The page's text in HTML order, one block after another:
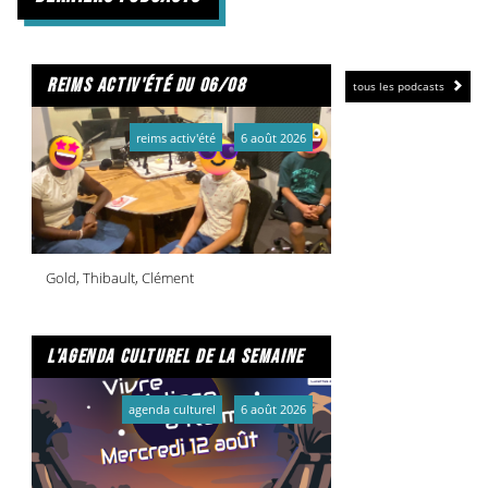
d'absence de Charles Dickens
tous les podcasts
reims activ'été du 06/08
Gold, Thibault, Clément
reims activ'été 6 août 2026
l'agenda culturel de la semaine
agenda culturel 6 août 2026